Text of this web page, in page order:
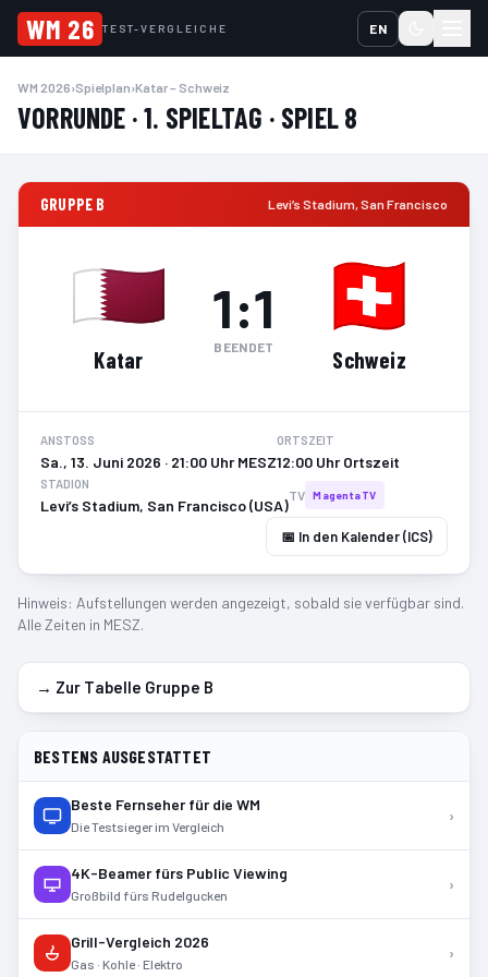
WM 26 TEST-VERGLEICHE EN
WM 2026›Spielplan›Katar – Schweiz
VORRUNDE · 1. SPIELTAG · SPIEL 8
GRUPPE B Levi’s Stadium,San Francisco
Katar
1:1
BEENDET Schweiz
ANSTOSS
Sa., 13. Juni 2026 · 21:00 Uhr MESZ
ORTSZEIT
12:00 Uhr Ortszeit
STADION
Levi’s Stadium, San Francisco (USA)
TV MagentaTV
📅 In den Kalender (ICS)
Hinweis: Aufstellungen werden angezeigt, sobald sie verfügbar sind.
Alle Zeiten in MESZ.
→ Zur Tabelle Gruppe B
BESTENS AUSGESTATTET
Beste Fernseher für die WM
Die Testsieger im Vergleich
›
4K-Beamer fürs Public Viewing
Großbild fürs Rudelgucken
›
Grill-Vergleich 2026
Gas · Kohle · Elektro
›